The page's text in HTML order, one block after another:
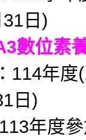
日)
數位素
114年度
日)
113年度